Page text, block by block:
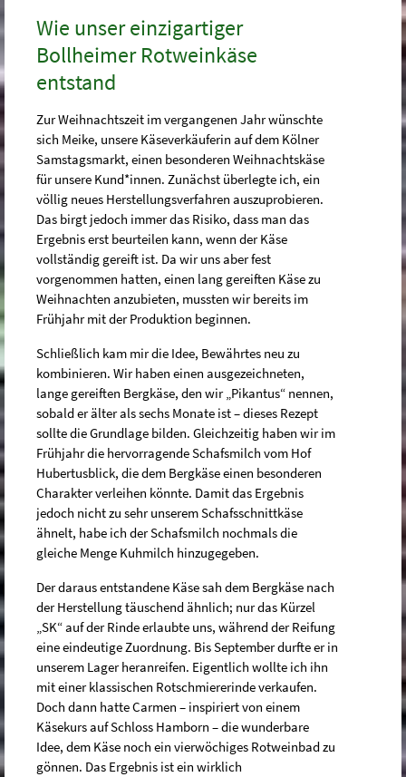
Wie unser einzigartiger
Bollheimer Rotweinkäse
entstand
Zur Weihnachtszeit im vergangenen Jahr wünschte
sich Meike, unsere Käseverkäuferin auf dem Kölner
Samstagsmarkt, einen besonderen Weihnachtskäse
für unsere Kund*innen. Zunächst überlegte ich, ein
völlig neues Herstellungsverfahren auszuprobieren.
Das birgt jedoch immer das Risiko, dass man das
Ergebnis erst beurteilen kann, wenn der Käse
vollständig gereift ist. Da wir uns aber fest
vorgenommen hatten, einen lang gereiften Käse zu
Weihnachten anzubieten, mussten wir bereits im
Frühjahr mit der Produktion beginnen.
Schließlich kam mir die Idee, Bewährtes neu zu
kombinieren. Wir haben einen ausgezeichneten,
lange gereiften Bergkäse, den wir „Pikantus“ nennen,
sobald er älter als sechs Monate ist – dieses Rezept
sollte die Grundlage bilden. Gleichzeitig haben wir im
Frühjahr die hervorragende Schafsmilch vom Hof
Hubertusblick, die dem Bergkäse einen besonderen
Charakter verleihen könnte. Damit das Ergebnis
jedoch nicht zu sehr unserem Schafsschnittkäse
ähnelt, habe ich der Schafsmilch nochmals die
gleiche Menge Kuhmilch hinzugegeben.
Der daraus entstandene Käse sah dem Bergkäse nach
der Herstellung täuschend ähnlich; nur das Kürzel
„SK“ auf der Rinde erlaubte uns, während der Reifung
eine eindeutige Zuordnung. Bis September durfte er in
unserem Lager heranreifen. Eigentlich wollte ich ihn
mit einer klassischen Rotschmiererinde verkaufen.
Doch dann hatte Carmen – inspiriert von einem
Käsekurs auf Schloss Hamborn – die wunderbare
Idee, dem Käse noch ein vierwöchiges Rotweinbad zu
gönnen. Das Ergebnis ist ein wirklich